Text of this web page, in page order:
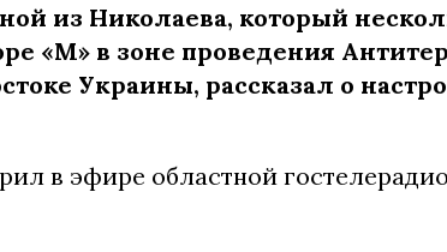
из Николаева, который
«М» в зоне проведения
Украины, рассказал о
в эфире областной